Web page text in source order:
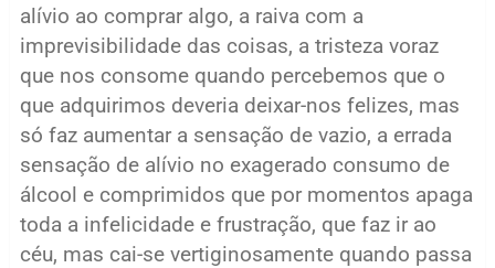
alívio ao comprar algo, a raiva com a
imprevisibilidade das coisas, a tristeza voraz
que nos consome quando percebemos que o
que adquirimos deveria deixar-nos felizes, mas
só faz aumentar a sensação de vazio, a errada
sensação de alívio no exagerado consumo de
álcool e comprimidos que por momentos apaga
toda a infelicidade e frustração, que faz ir ao
céu, mas cai-se vertiginosamente quando passa